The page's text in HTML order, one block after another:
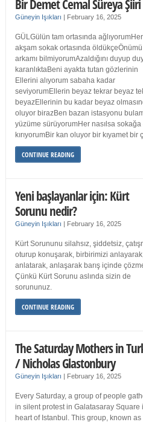
Bir Demet Cemal Süreya Şiiri
Güneyin Işıkları | February 16, 2025
GÜLGülün tam ortasında ağlıyorumHer
akşam sokak ortasında öldükçeÖnümü
arkamı bilmiyorumAzaldığını duyup
karanlıktaBeni ayakta tutan gözlerinin
Ellerini alıyorum sabaha kadar
seviyorumEllerin beyaz tekrar beyaz
beyazEllerinin bu kadar beyaz
oluyor birazBen bazan istasyonu
yüzüme sürüyorumHer nasılsa sokağa
kırıyorumBir kan oluyor bir kıyamet bir
CONTINUE READING
Yeni başlayanlar için: Kürt
Sorunu nedir?
Güneyin Işıkları | February 16, 2025
Kürt Sorununu silahsız, şiddetsiz,
oturup konuşarak, birbirimizi
anlatarak, anlaşarak barış içinde
Çünkü Kürt Sorunu aslında sizin de
sorununuz.
CONTINUE READING
The Saturday Mothers in
/ Nicholas Glastonbury
Güneyin Işıkları | February 16, 2025
Every Saturday, a group of people
in silent protest in Galatasaray Square
heart of Istanbul. This group, known as